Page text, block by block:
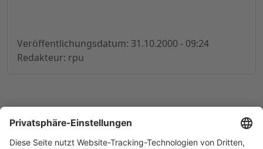
Veröffentlichungsdatum: 31.10.2000 - 09:24
Redakteur: rpu
© 1998-2026by GSC Research GmbH
Datenschutz